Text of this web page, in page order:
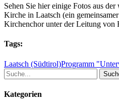
Sehen Sie hier einige Fotos aus
Kirche in Laatsch (ein
Kirchenchor unter der Leitung von
Tags:
Laatsch (Südtirol)Programm
Kategorien